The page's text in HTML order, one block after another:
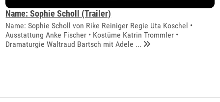
Name: Sophie Scholl (Trailer)
Name: Sophie Scholl von Rike Reiniger Regie Uta Koschel •
Ausstattung Anke Fischer • Kostüme Katrin Trommler •
Dramaturgie Waltraud Bartsch mit Adele ...